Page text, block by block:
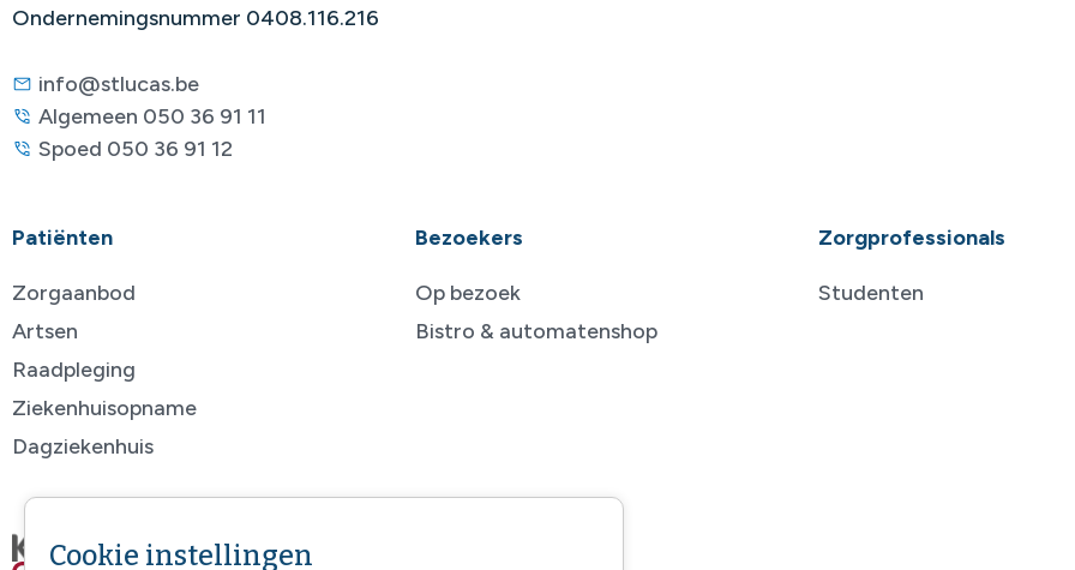
Ondernemingsnummer 0408.116.216
info@stlucas.be
Algemeen 050 36 91 11
Spoed 050 36 91 12
Patiënten
Zorgaanbod
Artsen
Raadpleging
Ziekenhuisopname
Dagziekenhuis
Bezoekers
Op bezoek
Bistro & automatenshop
Zorgprofessionals
Studenten
Cookie instellingen